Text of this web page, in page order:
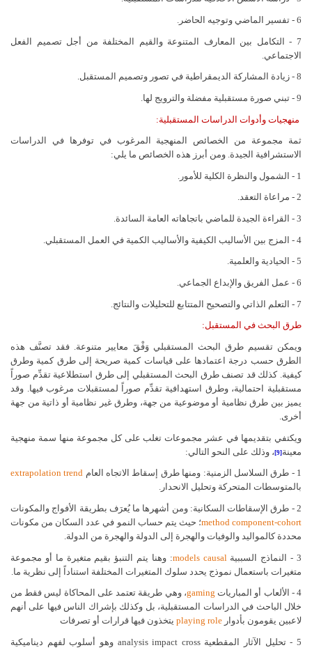
6 - تفسير الماضي وتوجيه الحاضر.
7 - التكامل بين المعارف المتنوعة والقيم المختلفة من أجل تصميم الفعل
الاجتماعي.
8 - زيادة المشاركة الديمقراطية في تصور وتصميم المستقبل.
9 - تبني صورة مستقبلية مفضلة والترويج لها.
منهجيات وأدوات الدراسات المستقبلية:
ثمة مجموعة من الخصائص المنهجية المرغوب في توفرها في الدراسات
الاستشرافية الجيدة. ومن أبرز هذه الخصائص ما يلي:
1 - الشمول والنظرة الكلية للأمور.
2 - مراعاة التعقد.
3 - القراءة الجيدة للماضي باتجاهاته العامة السائدة.
4 - المزج بين الأساليب الكيفية والأساليب الكمية في العمل المستقبلي.
5 - الحيادية والعلمية.
6 - عمل الفريق والإبداع الجماعي.
7 - التعلم الذاتي والتصحيح المتتابع للتحليلات والنتائج.
طرق البحث في المستقبل:
ويمكن تقسيم طرق البحث المستقبلي وَفْقَ معايير متنوعة. فقد تصنَّف هذه
الطرق حسب درجة اعتمادها على قياسات كمية صريحة إلى طرق كمية وطرق
كيفية. كذلك قد تصنف طرق البحث المستقبلي إلى طرق استطلاعية تقدِّم صوراً
مستقبلية احتمالية، وطرق استهدافية تقدِّم صوراً لمستقبلات مرغوب فيها. وقد
يميز بين طرق نظامية أو موضوعية من جهة، وطرق غير نظامية أو ذاتية من جهة
أخرى.
ويكتفي بتقديمها في عشر مجموعات تغلب على كل مجموعة منها سمة منهجية
معينة [9] ، وذلك على النحو التالي:
1 - طرق السلاسل الزمنية: ومنها طرق إسقاط الاتجاه العام trend
extrapolation
بالمتوسطات المتحركة وتحليل الانحدار.
2 - طرق الإسقاطات السكانية: ومن أشهرها ما يُعرَف بطريقة الأفواج والمكونات
cohort
-
component
method؛ حيث يتم حساب النمو في عدد السكان من مكونات
محددة كالمواليد والوفيات والهجرة إلى الدولة والهجرة من الدولة.
3 - النماذج السببية causal
models: وهنا يتم التنبؤ بقيم متغيرة ما أو مجموعة
متغيرات باستعمال نموذج يحدد سلوك المتغيرات المختلفة استناداً إلى نظرية ما.
4 - الألعاب أو المباريات gaming، وهي طريقة تعتمد على المحاكاة ليس فقط من
خلال الباحث في الدراسات المستقبلية، بل وكذلك بإشراك الناس فيها على أنهم
لاعبين يقومون بأدوار role
playing يتخذون فيها قرارات أو تصرفات
5 - تحليل الآثار المقطعية cross
impact
analysis وهو أسلوب لفهم ديناميكية